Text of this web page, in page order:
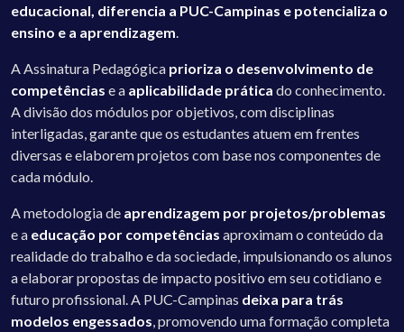
educacional, diferencia a PUC-Campinas e potencializa o
ensino e a aprendizagem
A Assinatura Pedagógica prioriza o desenvolvimento de
competências e a aplicabilidade prática do conhecimento.
A divisão dos módulos por objetivos, com disciplinas
interligadas, garante que os estudantes atuem em frentes
diversas e elaborem projetos com base nos componentes de
cada módulo.
A metodologia de aprendizagem por projetos/problemas
e a educação por competências aproximam o conteúdo da
realidade do trabalho e da sociedade, impulsionando os alunos
a elaborar propostas de impacto positivo em seu cotidiano e
futuro profissional. A PUC-Campinas deixa para trás
modelos engessados , promovendo uma formação completa